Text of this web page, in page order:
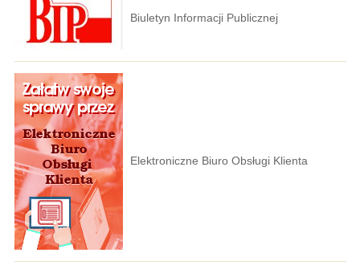
Biuletyn Informacji Publicznej
Elektroniczne Biuro Obsługi Klienta